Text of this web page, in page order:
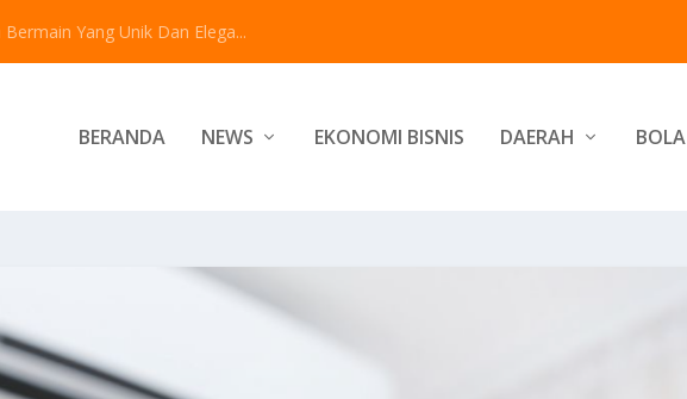
Yang Unik Dan Elega...
BERANDA NEWS EKONOMI BISNIS DAERAH BOLA